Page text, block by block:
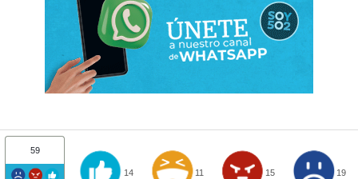
59
14 11 15 19